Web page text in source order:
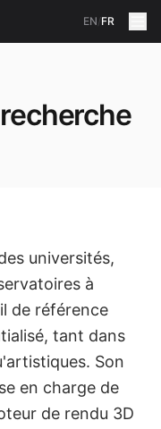
EN/FR
universités,
à
de référence
tant dans
Son
en charge de
de rendu 3D